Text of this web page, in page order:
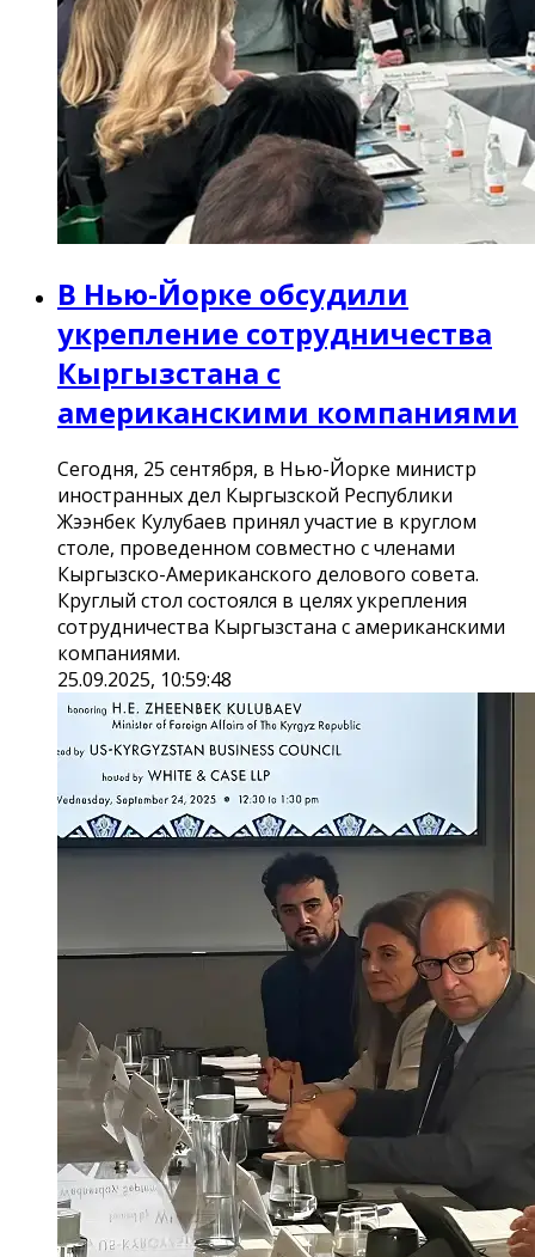
В Нью-Йорке обсудили
укрепление сотрудничества
Кыргызстана с
американскими компаниями
Сегодня, 25 сентября, в Нью-Йорке министр
иностранных дел Кыргызской Республики
Жээнбек Кулубаев принял участие в круглом
столе, проведенном совместно с членами
Кыргызско-Американского делового совета.
Круглый стол состоялся в целях укрепления
сотрудничества Кыргызстана с американскими
компаниями.
25.09.2025, 10:59:48